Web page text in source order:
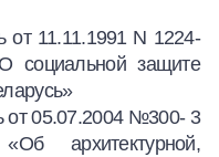
от 11.11.1991 N 1224-
социальной защите
от 05.07.2004 №300- 3
архитектурной,